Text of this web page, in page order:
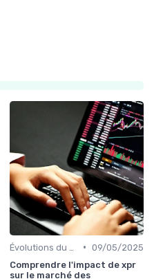
• 09/05/2025
Comprendre l'impact de xpr
sur le marché des